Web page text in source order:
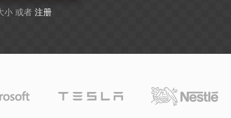
小 或者 注册